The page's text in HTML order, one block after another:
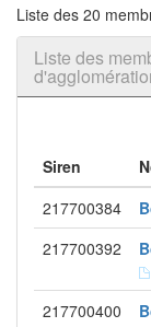
Liste des 20
Liste des
Siren
217700384
217700392
217700400